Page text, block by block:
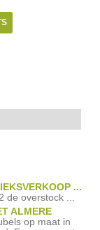
...
overstock ...
ALMERE
op maat in